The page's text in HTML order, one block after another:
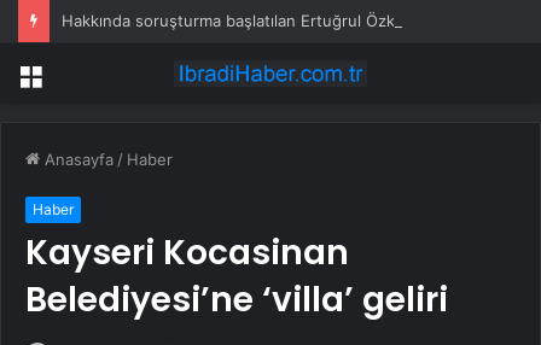
Menü
Anasayfa / Haber
Haber
Kayseri Kocasinan
Belediyesi’ne ‘villa’ geliri